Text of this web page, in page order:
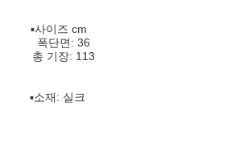
▪️사이즈 cm
폭단면: 36
총 기장: 113
▪️소재: 실크